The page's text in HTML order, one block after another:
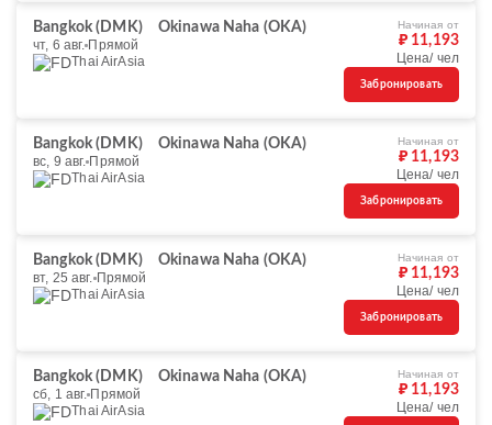
Bangkok (DMK)
Okinawa Naha (OKA)
чт, 6 авг. Прямой
Thai AirAsia
Начиная от
₽ 11,193
Цена/ чел
Забронировать
Bangkok (DMK)
Okinawa Naha (OKA)
вс, 9 авг. Прямой
Thai AirAsia
Начиная от
₽ 11,193
Цена/ чел
Забронировать
Bangkok (DMK)
Okinawa Naha (OKA)
вт, 25 авг. Прямой
Thai AirAsia
Начиная от
₽ 11,193
Цена/ чел
Забронировать
Bangkok (DMK)
Okinawa Naha (OKA)
сб, 1 авг. Прямой
Thai AirAsia
Начиная от
₽ 11,193
Цена/ чел